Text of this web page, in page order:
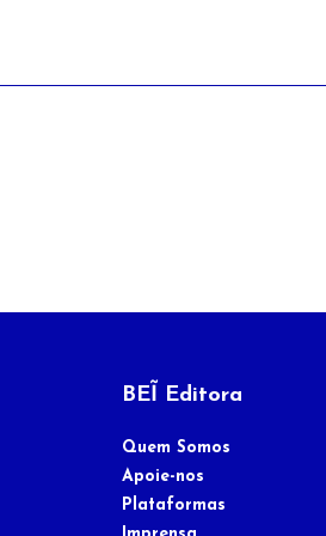
BEĨ Editora
Quem Somos
Apoie-nos
Plataformas